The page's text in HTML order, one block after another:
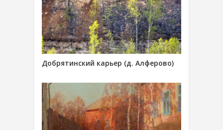
Добрятинский карьер (д. Алферово)